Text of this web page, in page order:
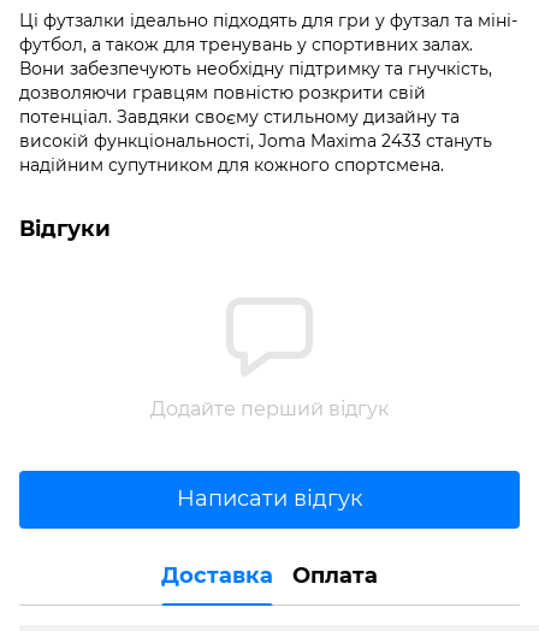
Ці футзалки ідеально підходять для гри у футзал та міні-
футбол, а також для тренувань у спортивних залах.
Вони забезпечують необхідну підтримку та гнучкість,
дозволяючи гравцям повністю розкрити свій
потенціал. Завдяки своєму стильному дизайну та
високій функціональності, Joma Maxima 2433 стануть
надійним супутником для кожного спортсмена.
Відгуки
Додайте перший відгук
Написати відгук
Доставка Оплата